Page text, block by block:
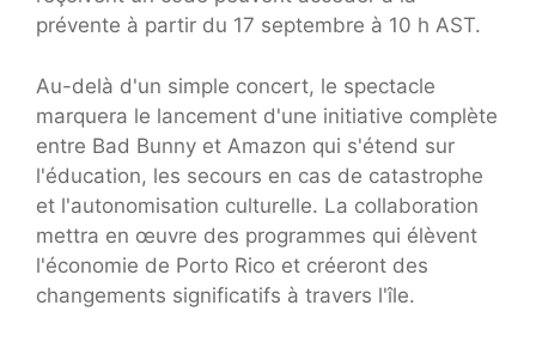
prévente à partir du 17 septembre à 10 h AST.
Au-delà d'un simple concert, le spectacle
marquera le lancement d'une initiative complète
entre Bad Bunny et Amazon qui s'étend sur
l'éducation, les secours en cas de catastrophe
et l'autonomisation culturelle. La collaboration
mettra en œuvre des programmes qui élèvent
l'économie de Porto Rico et créeront des
changements significatifs à travers l'île.